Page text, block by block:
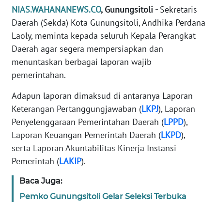
NIAS.WAHANANEWS.CO, Gunungsitoli -Sekretaris
Daerah (Sekda) Kota Gunungsitoli, Andhika Perdana
Laoly, meminta kepada seluruh Kepala Perangkat
Daerah agar segera mempersiapkan dan
menuntaskan berbagai laporan wajib
pemerintahan.
Adapun laporan dimaksud di antaranya Laporan
Keterangan Pertanggungjawaban (LKPJ), Laporan
Penyelenggaraan Pemerintahan Daerah (LPPD),
Laporan Keuangan Pemerintah Daerah (LKPD),
serta Laporan Akuntabilitas Kinerja Instansi
Pemerintah (LAKIP).
Baca Juga:
Pemko Gunungsitoli Gelar Seleksi Terbuka
KAMI
PEDOMAN
MEDIA
SIBER
REDAKSI
KARIR
DISCLAIMER
Wahana
News
WN